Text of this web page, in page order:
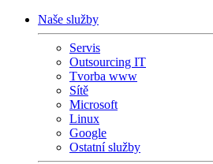
Naše služby
Servis
Outsourcing IT
Tvorba www
Sítě
Microsoft
Linux
Google
Ostatní služby